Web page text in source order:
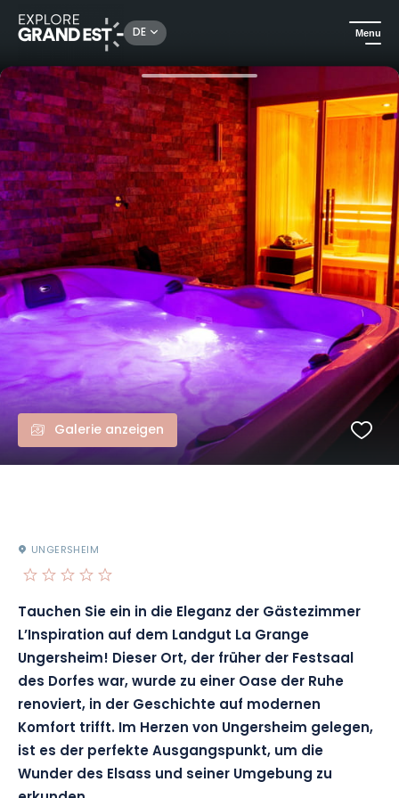
DE Menu
Sehenswertes in der Region Grand Est Gästezimmer L'Inspiration - Domaine La Grange Ungersheim
Galerie anzeigen
UNGERSHEIM
Tauchen Sie ein in die Eleganz der Gästezimmer
L’Inspiration auf dem Landgut La Grange
Ungersheim! Dieser Ort, der früher der Festsaal
des Dorfes war, wurde zu einer Oase der Ruhe
renoviert, in der Geschichte auf modernen
Komfort trifft. Im Herzen von Ungersheim gelegen,
ist es der perfekte Ausgangspunkt, um die
Wunder des Elsass und seiner Umgebung zu